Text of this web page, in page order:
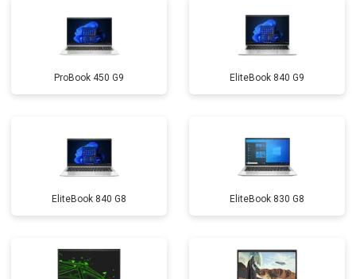
ProBook 450 G9 EliteBook 840 G9
EliteBook 840 G8 EliteBook 830 G8